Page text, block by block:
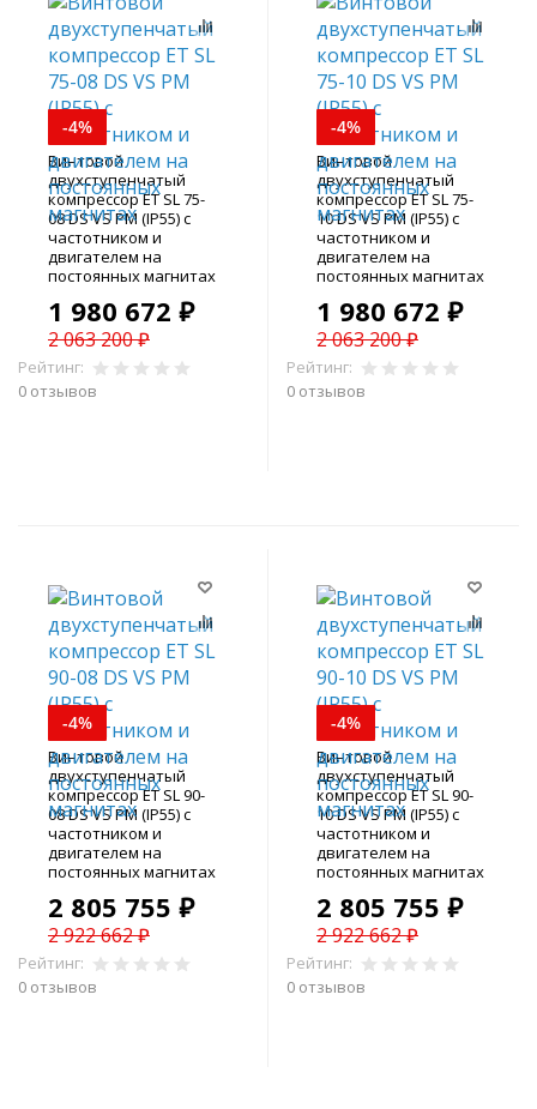
-4%
Винтовой
двухступенчатый
компрессор ET SL 75-
08 DS VS PM (IP55) с
частотником и
двигателем на
постоянных магнитах
1 980 672 ₽
2 063 200 ₽
Рейтинг:
0 отзывов
-4%
Винтовой
двухступенчатый
компрессор ET SL 75-
10 DS VS PM (IP55) с
частотником и
двигателем на
постоянных магнитах
1 980 672 ₽
2 063 200 ₽
Рейтинг:
0 отзывов
-4%
Винтовой
двухступенчатый
компрессор ET SL 90-
08 DS VS PM (IP55) с
частотником и
двигателем на
постоянных магнитах
2 805 755 ₽
2 922 662 ₽
Рейтинг:
0 отзывов
-4%
Винтовой
двухступенчатый
компрессор ET SL 90-
10 DS VS PM (IP55) с
частотником и
двигателем на
постоянных магнитах
2 805 755 ₽
2 922 662 ₽
Рейтинг:
0 отзывов